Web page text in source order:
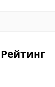
Рейтинг